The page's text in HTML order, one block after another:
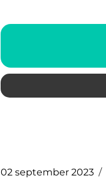
02 september 2023